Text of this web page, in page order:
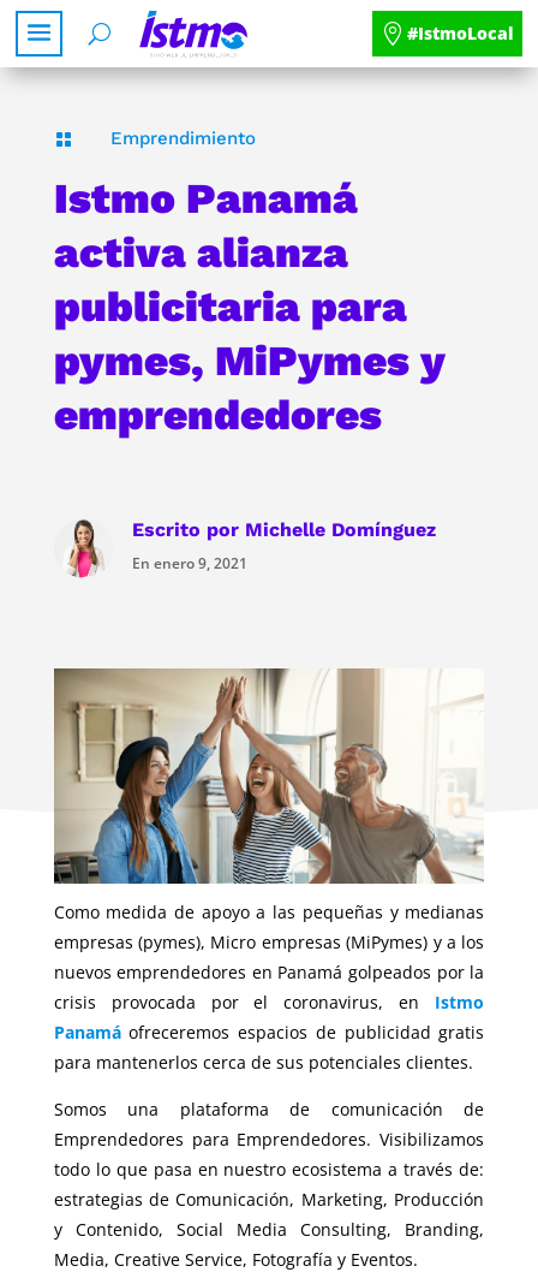
#IstmoLocal
 Emprendimiento
Istmo Panamá
activa alianza
publicitaria para
pymes, MiPymes y
emprendedores
Escrito por Michelle Domínguez
En enero 9, 2021
Como medida de apoyo a las pequeñas y medianas
empresas (pymes), Micro empresas (MiPymes) y a los
nuevos emprendedores en Panamá golpeados por la
crisis provocada por el coronavirus, en Istmo
Panamáofreceremos espacios de publicidad gratis
para mantenerlos cerca de sus potenciales clientes.
Somos una plataforma de comunicación de
Emprendedores para Emprendedores. Visibilizamos
todo lo que pasa en nuestro ecosistema a través de:
estrategias de Comunicación, Marketing, Producción
y Contenido, Social Media Consulting, Branding,
Media, Creative Service, Fotografía y Eventos.